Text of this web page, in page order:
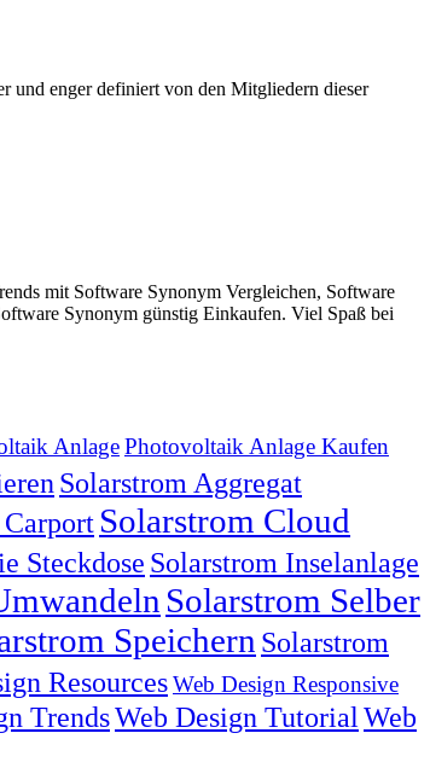
und enger definiert von den Mitgliedern dieser
mit Software Synonym Vergleichen, Software
Synonym günstig Einkaufen. Viel Spaß bei
AnlagePhotovoltaik Anlage Kaufen
Solarstrom Aggregat
Solarstrom Cloud
Steckdose Solarstrom Inselanlage
Solarstrom Selber
Speichern Solarstrom
ResourcesWeb Design Responsive
TrendsWeb Design Tutorial Web